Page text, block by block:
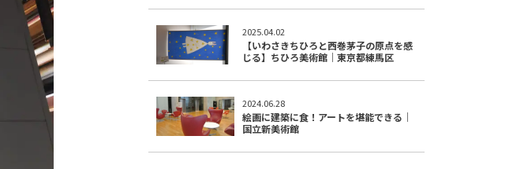
2025.04.02
【いわさきちひろと西巻茅子の原点を感
じる】ちひろ美術館｜東京都練馬区
2024.06.28
絵画に建築に食！アートを堪能できる｜
国立新美術館